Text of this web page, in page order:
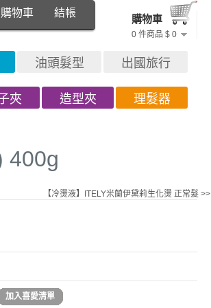
購物車
0 件商品 $ 0
購物車 結帳
油頭髮型
出國旅行
夾
造型夾 理髮器
400g
【冷燙液】ITELY米蘭伊黛莉生化燙 正常髮 >>
加入喜愛清單